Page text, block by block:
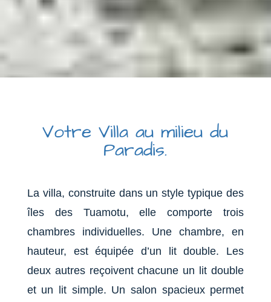
Votre Villa au milieu du
Paradis.
La villa, construite dans un style typique des
îles des Tuamotu, elle comporte trois
chambres individuelles. Une chambre, en
hauteur, est équipée d’un lit double. Les
deux autres reçoivent chacune un lit double
et un lit simple. Un salon spacieux permet